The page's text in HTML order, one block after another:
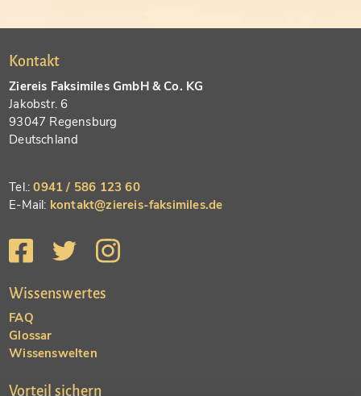
Kontakt
Ziereis Faksimiles GmbH & Co. KG
Jakobstr. 6
93047 Regensburg
Deutschland
Tel.:0941 / 586 123 60
E-Mail: kontakt@ziereis-faksimiles.de
Wissenswertes
FAQ
Glossar
Wissenswelten
Vorteil sichern